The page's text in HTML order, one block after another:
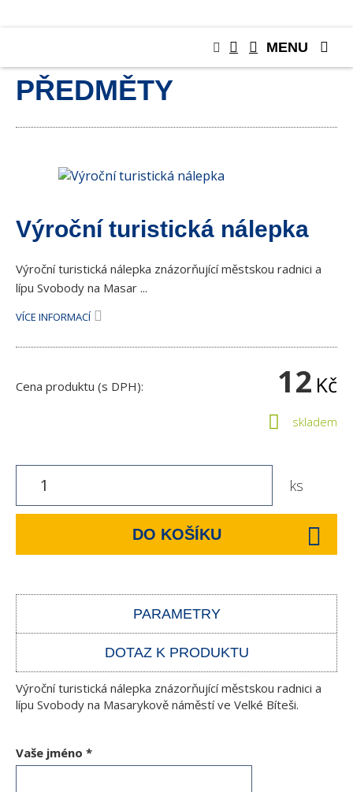
SBĚRATELSKÉ
PŘEDMĚTY
Výroční turistická nálepka
Výroční turistická nálepka znázorňující městskou radnici a
lípu Svobody na Masar ...
VÍCE INFORMACÍ
Cena produktu (s DPH): 12Kč
skladem
ks
DO KOŠÍKU
PARAMETRY
DOTAZ K PRODUKTU
Výroční turistická nálepka znázorňující městskou radnici a
lípu Svobody na Masarykově náměstí ve Velké Bíteši.
Vaše jméno *
MENU